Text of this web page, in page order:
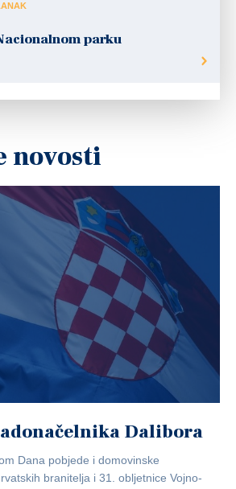
parku
novosti
Dalibora
Dana pobjede i domovinske
branitelja i 31. obljetnice Vojno-